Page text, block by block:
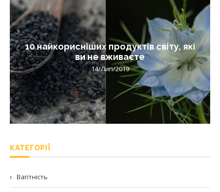
10 найкорисніших продуктів світу, які
ви не вживаєте
14/Лип/2019
КАТЕГОРІЇ
Вагітність